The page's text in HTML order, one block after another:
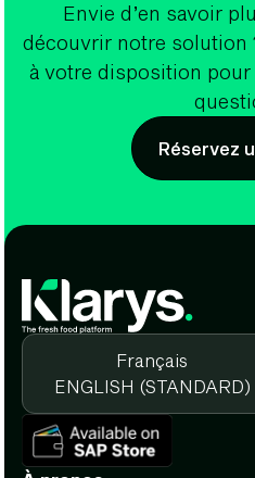
Envie d’en savoir
découvrir notre solution
à votre disposition
Réservez
Français
ENGLISH (STANDARD)